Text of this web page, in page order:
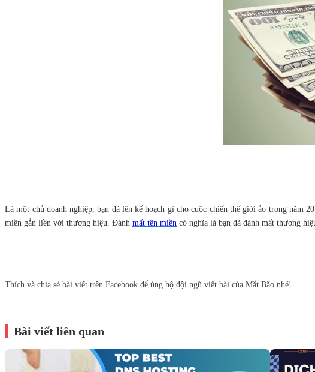
Là một chủ doanh nghiệp, bạn đã lên kế hoạch gì cho cuộc chiến thế giới ảo trong năm
miền gắn liền với thương hiệu. Đánh mất tên miền có nghĩa là bạn đã đánh mất thương
Thích và chia sẻ bài viết trên Facebook để ủng hộ đội ngũ viết bài của Mắt Bão nhé!
Bài viết liên quan